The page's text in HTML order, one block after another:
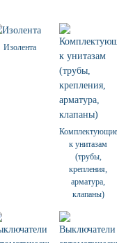
Изолента
Комплектующие
к унитазам
(трубы,
крепления,
арматура,
клапаны)